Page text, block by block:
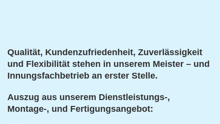
Qualität, Kundenzufriedenheit, Zuverlässigkeit
und Flexibilität stehen in unserem Meister – und
Innungsfachbetrieb an erster Stelle.
Auszug aus unserem Dienstleistungs-,
Montage-, und Fertigungsangebot: